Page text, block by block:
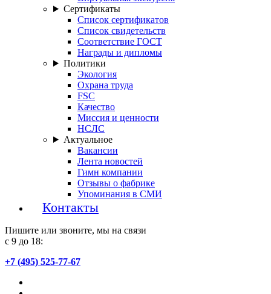
Сертификаты
Список сертификатов
Список свидетельств
Соответствие ГОСТ
Награды и дипломы
Политики
Экология
Охрана труда
FSC
Качество
Миссия и ценности
НСЛС
Актуальное
Вакансии
Лента новостей
Гимн компании
Отзывы о фабрике
Упоминания в СМИ
Контакты
Пишите или звоните, мы на связи
с 9 до 18:
+7 (495) 525-77-67